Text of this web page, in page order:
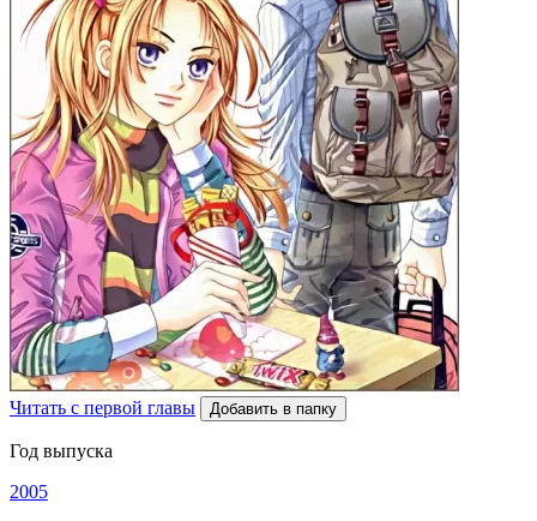
Читать с первой главы Добавить в папку
Год выпуска
2005